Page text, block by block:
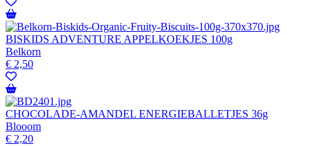
BISKIDS ADVENTURE APPELKOEKJES 100g
Belkorn
€ 2,50
CHOCOLADE-AMANDEL ENERGIEBALLETJES 36g
Blooom
€ 2,20